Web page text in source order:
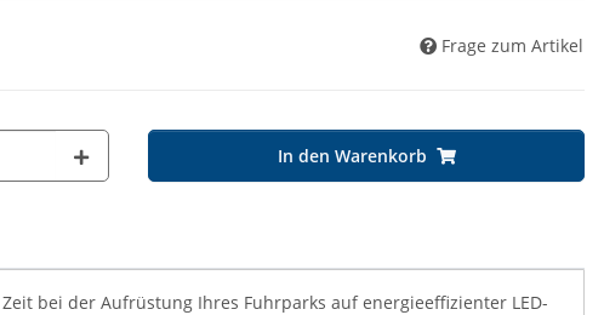
Frage zum Artikel
In den Warenkorb
bei der Aufrüstung Ihres Fuhrparks auf energieeffizienter LED-